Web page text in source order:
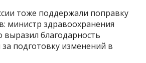
тоже поддержали поправку
министр здравоохранения
благодарность
подготовку изменений в